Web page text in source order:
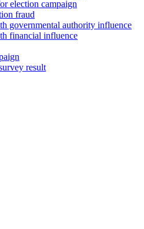
election campaign
fraud
governmental authority influence
financial influence
result